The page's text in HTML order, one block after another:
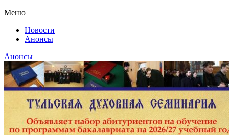
Меню
Новости
Анонсы
Анонсы